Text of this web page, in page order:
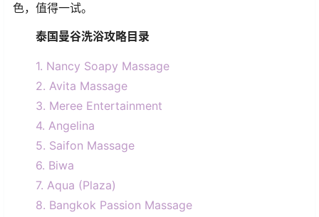
色，值得一试。
泰国曼谷洗浴攻略目录
1. Nancy Soapy Massage
2. Avita Massage
3. Meree Entertainment
4. Angelina
5. Saifon Massage
6. Biwa
7. Aqua (Plaza)
8. Bangkok Passion Massage